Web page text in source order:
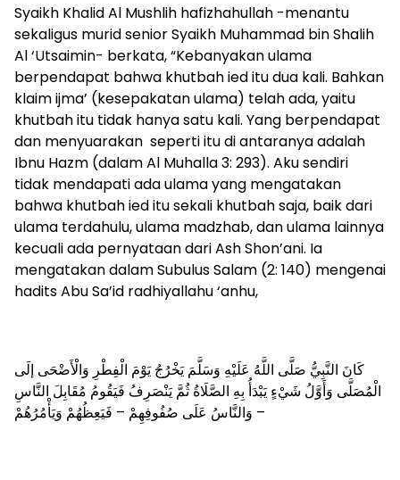
Syaikh Khalid Al Mushlih hafizhahullah -menantu
sekaligus murid senior Syaikh Muhammad bin Shalih
Al ‘Utsaimin- berkata, “Kebanyakan ulama
berpendapat bahwa khutbah ied itu dua kali. Bahkan
klaim ijma’ (kesepakatan ulama) telah ada, yaitu
khutbah itu tidak hanya satu kali. Yang berpendapat
dan menyuarakan seperti itu di antaranya adalah
Ibnu Hazm (dalam Al Muhalla 3: 293). Aku sendiri
tidak mendapati ada ulama yang mengatakan
bahwa khutbah ied itu sekali khutbah saja, baik dari
ulama terdahulu, ulama madzhab, dan ulama lainnya
kecuali ada pernyataan dari Ash Shon’ani. Ia
mengatakan dalam Subulus Salam (2: 140) mengenai
hadits Abu Sa’id radhiyallahu ‘anhu,
كَانَ النَّبِيُّ صَلَّى اللَّهُ عَلَيْهِ وَسَلَّمَ يَخْرُجُ يَوْمَ الْفِطْرِ وَالْأَضْحَى إلَى
الْمُصَلَّى وَأَوَّلُ شَيْءٍ يَبْدَأُ بِهِ الصَّلَاةُ ثُمَّ يَنْصَرِفُ فَيَقُومُ مُقَابِلَ النَّاسِ
– وَالنَّاسُ عَلَى صُفُوفِهِمْ – فَيَعِظُهُمْ وَيَأْمُرُهُمْ